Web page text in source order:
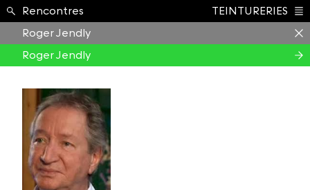
Formation ›
Rencontres
TEINTURERIES
Roger Jendly
Roger Jendly